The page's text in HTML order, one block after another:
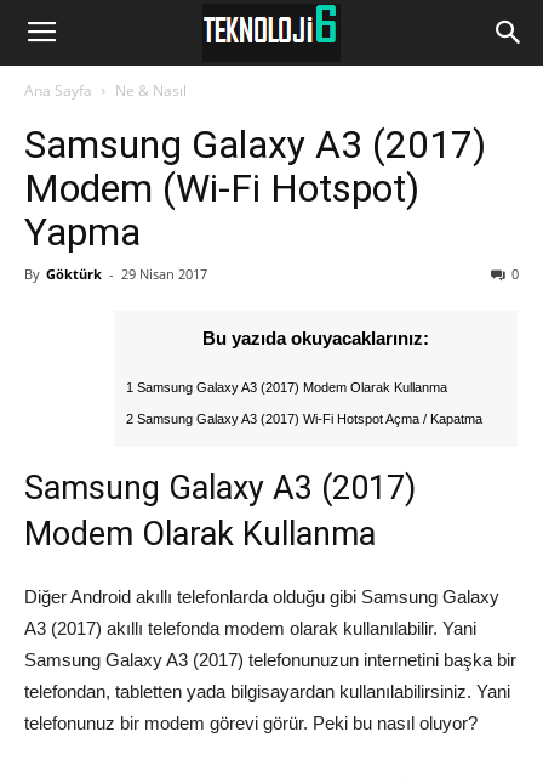
www.Teknoloji6.com
Ana Sayfa Ne & Nasıl
Samsung Galaxy A3 (2017)
Modem (Wi-Fi Hotspot)
Yapma
By Göktürk - 29 Nisan 2017 0
Bu yazıda okuyacaklarınız:
1 Samsung Galaxy A3 (2017) Modem Olarak Kullanma
2 Samsung Galaxy A3 (2017) Wi-Fi Hotspot Açma / Kapatma
Samsung Galaxy A3 (2017)
Modem Olarak Kullanma
Diğer Android akıllı telefonlarda olduğu gibi Samsung Galaxy
A3 (2017) akıllı telefonda modem olarak kullanılabilir. Yani
Samsung Galaxy A3 (2017) telefonunuzun internetini başka bir
telefondan, tabletten yada bilgisayardan kullanılabilirsiniz. Yani
telefonunuz bir modem görevi görür. Peki bu nasıl oluyor?